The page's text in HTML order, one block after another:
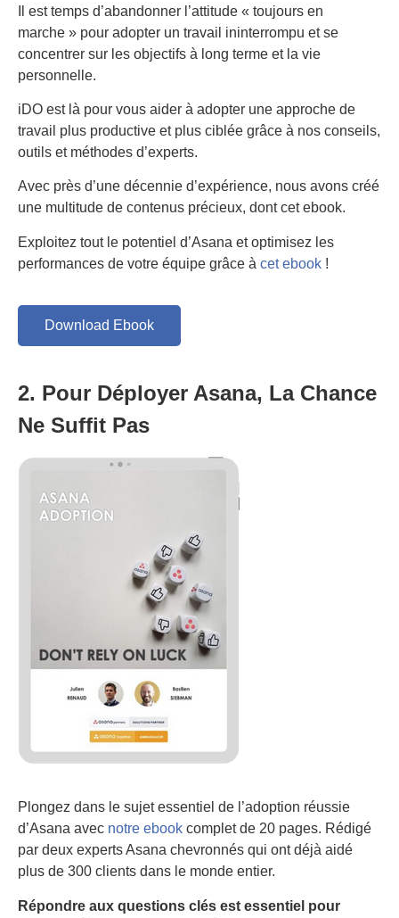
Il est temps d’abandonner l’attitude « toujours en
marche » pour adopter un travail ininterrompu et se
concentrer sur les objectifs à long terme et la vie
personnelle.
iDO est là pour vous aider à adopter une approche de
travail plus productive et plus ciblée grâce à nos conseils,
outils et méthodes d’experts.
Avec près d’une décennie d’expérience, nous avons créé
une multitude de contenus précieux, dont cet ebook.
Exploitez tout le potentiel d’Asana et optimisez les
performances de votre équipe grâce à cet ebook !
Download Ebook
2. Pour Déployer Asana, La Chance
Ne Suffit Pas
Plongez dans le sujet essentiel de l’adoption réussie
d’Asana avec notre ebook complet de 20 pages. Rédigé
par deux experts Asana chevronnés qui ont déjà aidé
plus de 300 clients dans le monde entier.
Répondre aux questions clés est essentiel pour